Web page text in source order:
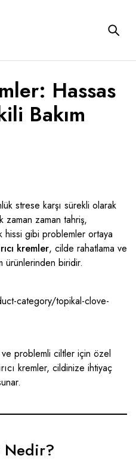
Hassas
Bakım
strese karşı sürekli olarak
zaman zaman tahriş,
hissi gibi problemler ortaya
kremler, cilde rahatlama ve
ürünlerinden biridir.
category/topikal-clove-
problemli ciltler için özel
kremler, cildinize ihtiyaç
Nedir?